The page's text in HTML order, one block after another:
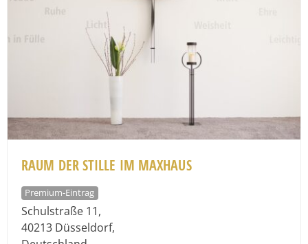
RAUM DER STILLE IM MAXHAUS
Premium-Eintrag
Schulstraße 11,
40213 Düsseldorf,